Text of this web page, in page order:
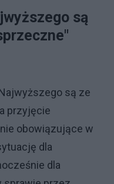
są
są ze
przyjęcie
obowiązujące w
dla
dla